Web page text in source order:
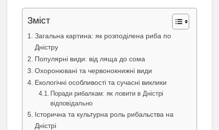
Зміст
Загальна картина: як розподілена риба по
Дністру
Популярні види: від ляща до сома
Охоронювані та червонокнижні види
Екологічні особливості та сучасні виклики
Поради рибалкам: як ловити в Дністрі
відповідально
Історична та культурна роль рибальства на
Дністрі